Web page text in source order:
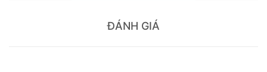
ĐÁNH GIÁ